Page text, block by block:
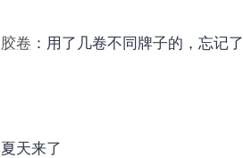
胶卷 ：用了几卷不同牌子的，忘记了
夏天来了